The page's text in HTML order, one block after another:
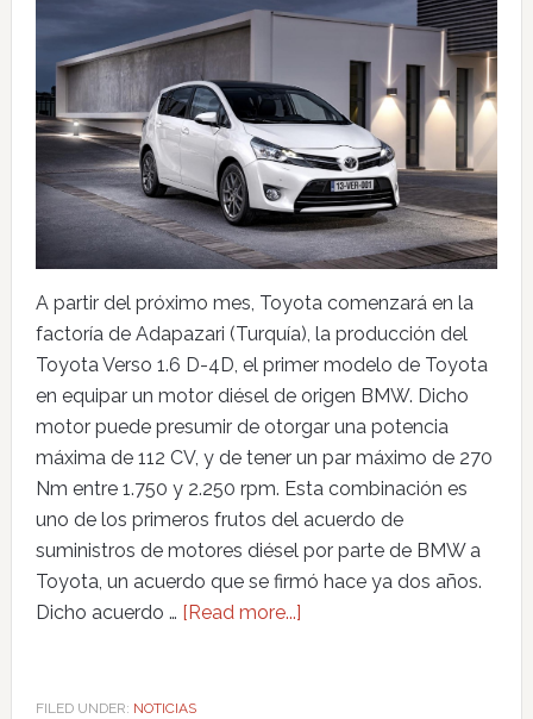
A partir del próximo mes, Toyota comenzará en la
factoría de Adapazari (Turquía), la producción del
Toyota Verso 1.6 D-4D, el primer modelo de Toyota
en equipar un motor diésel de origen BMW. Dicho
motor puede presumir de otorgar una potencia
máxima de 112 CV, y de tener un par máximo de 270
Nm entre 1.750 y 2.250 rpm. Esta combinación es
uno de los primeros frutos del acuerdo de
suministros de motores diésel por parte de BMW a
Toyota, un acuerdo que se firmó hace ya dos años.
Dicho acuerdo … [Read more...]
FILED UNDER: NOTICIAS